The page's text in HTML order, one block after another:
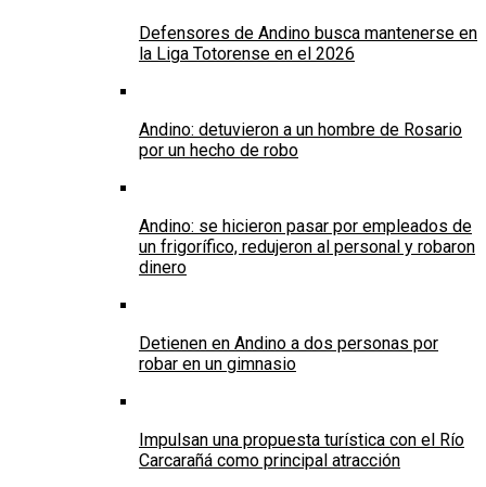
Defensores de Andino busca mantenerse en
la Liga Totorense en el 2026
Andino: detuvieron a un hombre de Rosario
por un hecho de robo
Andino: se hicieron pasar por empleados de
un frigorífico, redujeron al personal y robaron
dinero
Detienen en Andino a dos personas por
robar en un gimnasio
Impulsan una propuesta turística con el Río
Carcarañá como principal atracción